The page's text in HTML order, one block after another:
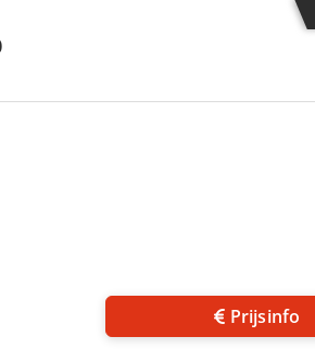
Prijsinfo